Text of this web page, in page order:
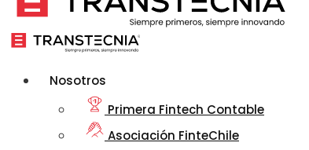
Nosotros
Primera Fintech Contable
Asociación FinteChile